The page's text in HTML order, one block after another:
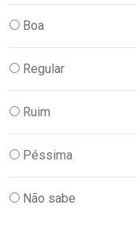
Boa
Regular
Ruim
Péssima
Não sabe